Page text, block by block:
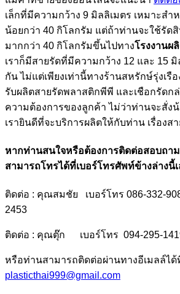
เล็กที่มีความกว้าง 9 มิลลิเมตร เหมาะส
น้อยกว่า 40 กิโลกรัม แต่ถ้าท่านจะใช้รัด
มากกว่า 40 กิโลกรัมขึ้นไปทางโรงงานผ
เราก็มีสายรัดที่มีความกว้าง 12 และ 15
กัน ไม่แต่เพียงเท่านี้ทางร้านสหรักษ์รุ่งเรื
รับผลิตสายรัดพลาสติกพีพี และเชือกรัดก
ความต้องการของลูกค้า ไม่ว่าท่านจะสั่ง
เรายินดีที่จะบริการผลิตให้กับท่าน เรื่องส
หากท่านสนใจหรือต้องการติดต่อสอบถา
สามารถโทรได้ที่เบอร์โทรศัพท์ข้างล่างนี้
ติดต่อ : คุณสมชัย เบอร์โทร 086-332-
2453
ติดต่อ : คุณตุ๊ก เบอร์โทร 094-295-
หรือท่านสามารถติดต่อผ่านทางอีเมลล์ได้
plasticthai999@gmail.com